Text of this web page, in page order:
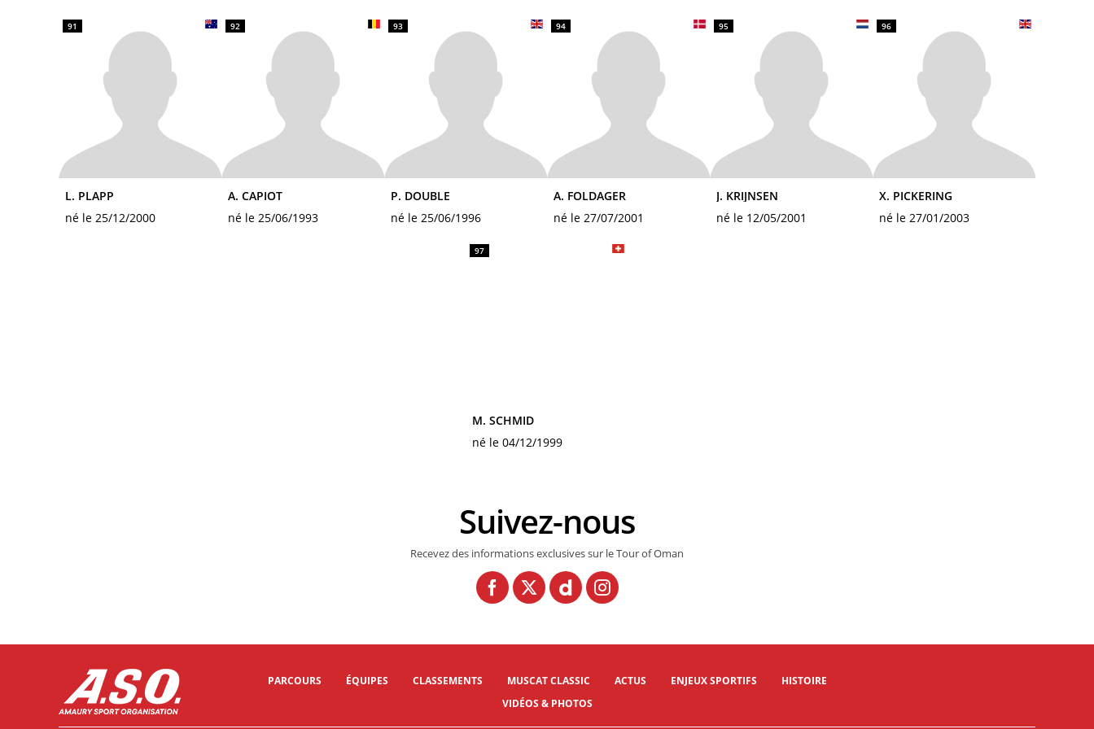
91
L. PLAPP
né le 25/12/2000
92
A. CAPIOT
né le 25/06/1993
93
P. DOUBLE
né le 25/06/1996
94
A. FOLDAGER
né le 27/07/2001
95
J. KRIJNSEN
né le 12/05/2001
96
X. PICKERING
né le 27/01/2003
97
M. SCHMID
né le 04/12/1999
Suivez-nous
Recevez des informations exclusives sur le Tour of Oman
PARCOURS ÉQUIPES CLASSEMENTS MUSCAT CLASSIC ACTUS ENJEUX SPORTIFS
HISTOIRE
VIDÉOS & PHOTOS